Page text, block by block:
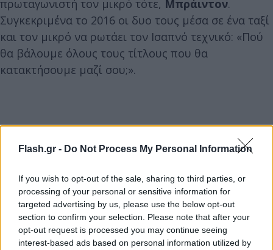
Flash.gr - Do Not Process My Personal Information
If you wish to opt-out of the sale, sharing to third parties, or
processing of your personal or sensitive information for
targeted advertising by us, please use the below opt-out
section to confirm your selection. Please note that after your
opt-out request is processed you may continue seeing
interest-based ads based on personal information utilized by
πρωταγωνιστή τον μικρό τότε, Μπράιντον.
Συγκεκριμένα το 2016 οι δυο τους μέσα σε ένα ταξί
και τον μικρό να ρωτάει τον Ισαπνό τεχνικό: «Πού
θα βάλουμε όλους τους τίτλους που θα
κατακτήσουμε μαζί σου;».